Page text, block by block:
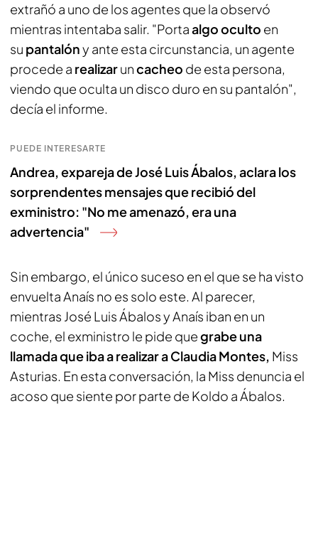
extrañó a uno de los agentes que la observó
mientras intentaba salir. "Portaalgo oculto en
su pantalóny ante esta circunstancia, un agente
procede a realizaruncacheo de esta persona,
viendo que oculta un disco duro en su pantalón",
decía el informe.
PUEDE INTERESARTE
Andrea, expareja de José Luis Ábalos, aclara los
sorprendentes mensajes que recibió del
exministro: "No me amenazó, era una
advertencia"
Sin embargo, el único suceso en el que se ha visto
envuelta Anaís no es solo este. Al parecer,
mientras José Luis Ábalos y Anaís iban en un
coche, el exministro le pide quegrabe una
llamada que iba a realizar a Claudia Montes, Miss
Asturias. En esta conversación, la Miss denuncia el
acoso que siente por parte de Koldo a Ábalos.